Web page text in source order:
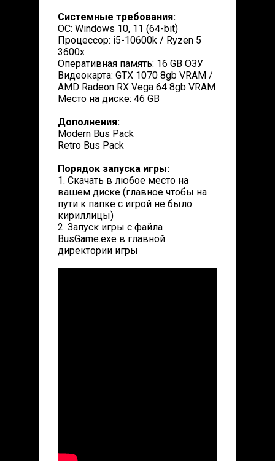
Системные требования:
ОС: Windows 10, 11 (64-bit)
Процессор: i5-10600k / Ryzen 5
3600x
Оперативная память: 16 GB ОЗУ
Видеокарта: GTX 1070 8gb VRAM /
AMD Radeon RX Vega 64 8gb VRAM
Место на диске: 46 GB
Дополнения:
Modern Bus Pack
Retro Bus Pack
Порядок запуска игры:
1. Скачать в любое место на
вашем диске (главное чтобы на
пути к папке с игрой не было
кириллицы)
2. Запуск игры с файла
BusGame.exe в главной
директории игры